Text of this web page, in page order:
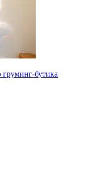
бутика